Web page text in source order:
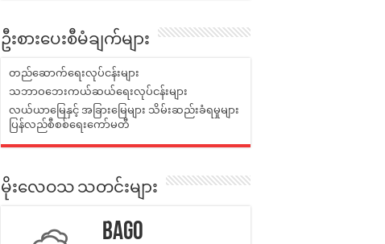
ဦးစားပေးစီမံချက်များ
တည်ဆောက်ရေးလုပ်ငန်းများ
သဘာဝဘေးကယ်ဆယ်ရေးလုပ်ငန်းများ
လယ်ယာမြေနှင့် အခြားမြေများ သိမ်းဆည်းခံရမှုများ
ပြန်လည်စီစစ်ရေးကော်မတီ
မိုးလေဝသ သတင်းများ
Bago